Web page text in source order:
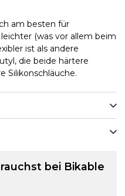
am besten für
(was vor allem beim
ist als andere
die beide härtere
Silikonschläuche.
bei Bikable